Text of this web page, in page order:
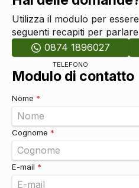
Vetri
Alzacristalli elettrici anteriori e
Utilizza il modulo per
seguenti recapiti per
0874 1896027
TELEFONO
Modulo di contatto
Nome *
Cognome *
E-mail *